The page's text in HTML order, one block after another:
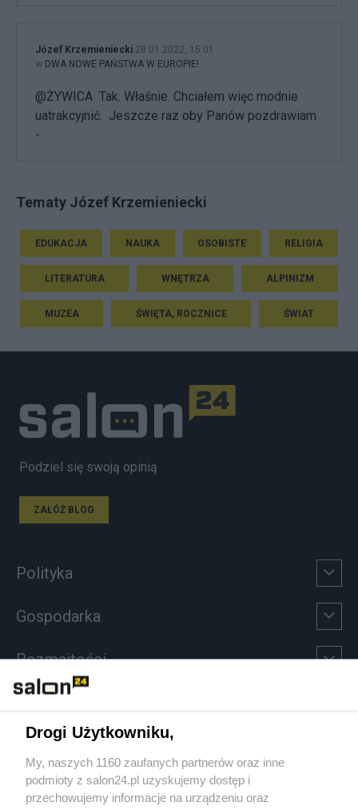
Józef Krzemieniecki 28.01.2022, 15:01
w DWA NOWE PAŃSTWA W EUROPIE!
@ŻYWICA Tak. Właśnie. Chciałem więc modnie
uatrakcyjnić. Jeszcze raz oby Panów pozdrawiam
-
Tematy Józef Krzemieniecki
EDUKACJA NAUKA OSOBISTE RELIGIA
LITERATURA WNĘTRZA ALPINIZM
MUZEA ŚWIĘTA, ROCZNICE ŚWIAT
Podziel się swoją opinią
ZAŁÓŻ BLOG
Polityka
Gospodarka
Rozmaitości
Sport
Społeczeństwo
Drogi Użytkowniku,
My, naszych 1160 zaufanych partnerów oraz inne
podmioty z salon24.pl uzyskujemy dostęp i
przechowujemy informacje na urządzeniu oraz